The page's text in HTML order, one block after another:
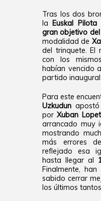
Tras los dos
la Euskal Pilota
gran objetivo
modalidad de
del trinquete. El
con los
habían vencido
partido
Para este
Uzkudun
porXuban
arrancado muy
mostrando
más errores
reflejado esa
hasta llegar al
Finalmente,
sabido cerrar
los últimos